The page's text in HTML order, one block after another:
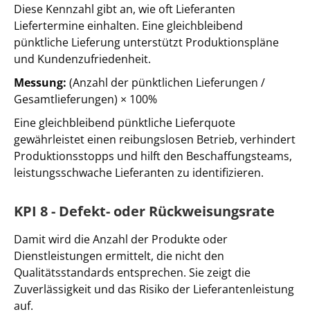
Diese Kennzahl gibt an, wie oft Lieferanten
Liefertermine einhalten. Eine gleichbleibend
pünktliche Lieferung unterstützt Produktionspläne
und Kundenzufriedenheit.
Messung: (Anzahl der pünktlichen Lieferungen /
Gesamtlieferungen) × 100%
Eine gleichbleibend pünktliche Lieferquote
gewährleistet einen reibungslosen Betrieb, verhindert
Produktionsstopps und hilft den Beschaffungsteams,
leistungsschwache Lieferanten zu identifizieren.
KPI 8 - Defekt- oder Rückweisungsrate
Damit wird die Anzahl der Produkte oder
Dienstleistungen ermittelt, die nicht den
Qualitätsstandards entsprechen. Sie zeigt die
Zuverlässigkeit und das Risiko der Lieferantenleistung
auf.